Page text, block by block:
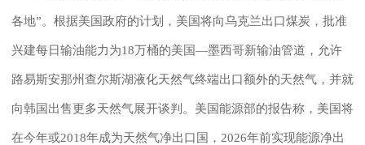
各地”。根据美国政府的计划，美国将向乌克兰出口煤炭，批准
兴建每日输油能力为18万桶的美国—墨西哥新输油管道，允许
路易斯安那州查尔斯湖液化天然气终端出口额外的天然气，并就
向韩国出售更多天然气展开谈判。美国能源部的报告称，美国将
在今年或2018年成为天然气净出口国，2026年前实现能源净出